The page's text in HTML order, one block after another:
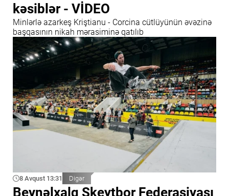
kəsiblər - VİDEO
Minlərlə azarkeş Kriştianu - Corcina cütlüyünün əvəzinə
başqasının nikah mərasiminə qatılıb
8 Avqust 13:31 Digər
Beynəlxalq Skeytbor Federasiyası